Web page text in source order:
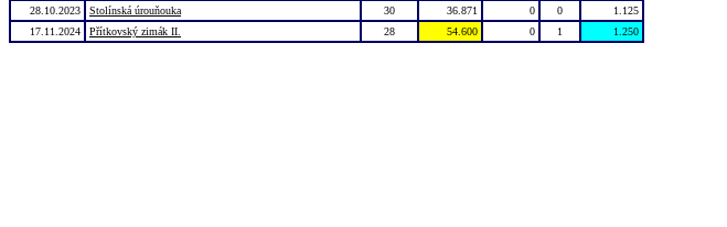
28.10.2023
Stolínská úrouňouka 30 36.871 0 0
1.125
17.11.2024
Přítkovský zimák II. 28 54.600 0 1 1.250